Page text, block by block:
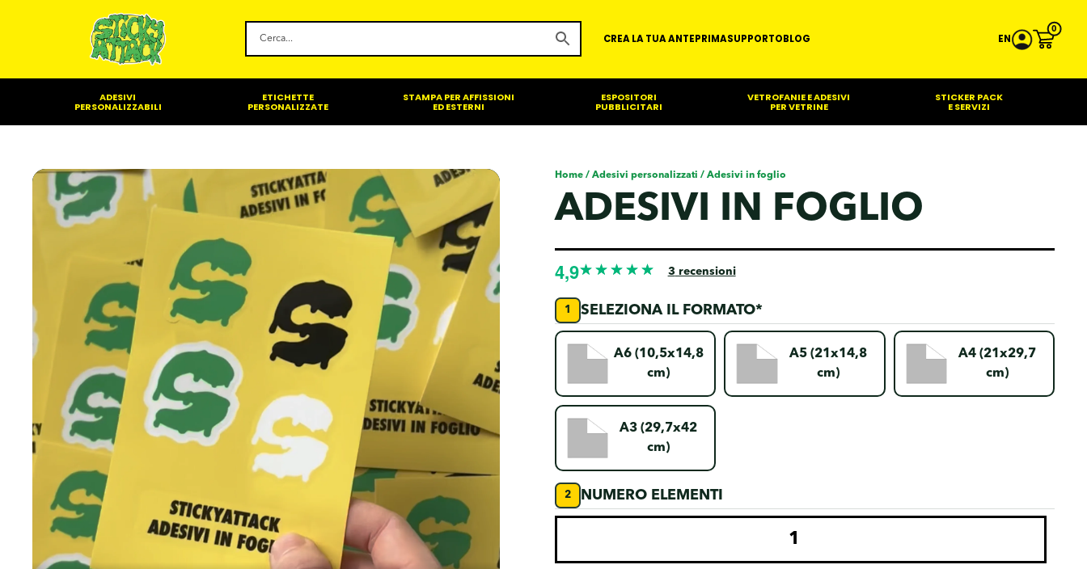
Cerca
CREA LA TUA ANTEPRIMASUPPORTOBLOG EN
0
ADESIVI
PERSONALIZZABILI
ETICHETTE
PERSONALIZZATE
STAMPA PER AFFISSIONI
ED ESTERNI
ESPOSITORI
PUBBLICITARI
VETROFANIE E ADESIVI
PER VETRINE
STICKER PACK
E SERVIZI
Home/ Adesivi personalizzati / Adesivi in foglio
ADESIVI IN FOGLIO
3 recensioni
SELEZIONA IL FORMATO*
A6 (10,5x14,8
cm)
A5 (21x14,8
cm)
A4 (21x29,7
cm)
A3 (29,7x42
cm)
NUMERO ELEMENTI